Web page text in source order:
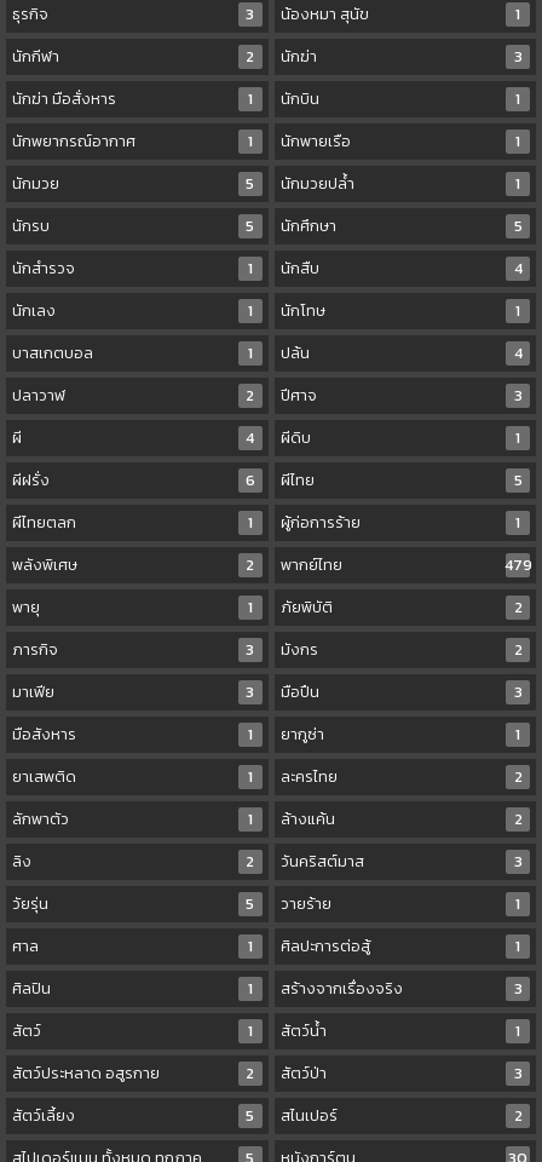
ธุรกิจ
3 น้องหมา สุนัข
1
นักกีฬา
2 นักฆ่า
3
นักฆ่า มือสั่งหาร
1 นักบิน
1
นักพยากรณ์อากาศ
1 นักพายเรือ
1
นักมวย
5 นักมวยปล้ำ
1
นักรบ
5 นักศึกษา
5
นักสำรวจ
1 นักสืบ
4
นักเลง
1 นักโทษ
1
บาสเกตบอล
1 ปล้น
4
ปลาวาฬ
2 ปีศาจ
3
ผี
4 ผีดิบ
1
ผีฝรั่ง
6 ผีไทย
5
ผีไทยตลก
1 ผู้ก่อการร้าย
1
พลังพิเศษ
2 พากย์ไทย
479
พายุ
1 ภัยพิบัติ
2
ภารกิจ
3 มังกร
2
มาเฟีย
3 มือปืน
3
มือสังหาร
1 ยากูซ่า
1
ยาเสพติด
1 ละครไทย
2
ลักพาตัว
1 ล้างแค้น
2
ลิง
2 วันคริสต์มาส
3
วัยรุ่น
5 วายร้าย
1
ศาล
1 ศิลปะการต่อสู้
1
ศิลปิน
1 สร้างจากเรื่องจริง
3
สัตว์
1 สัตว์น้ำ
1
สัตว์ประหลาด อสูรกาย
2 สัตว์ป่า
3
สัตว์เลี้ยง
5 สไนเปอร์
2